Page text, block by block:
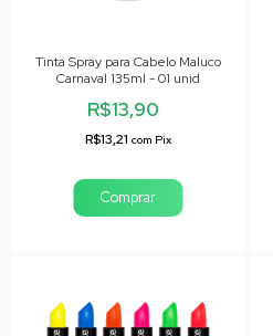
Tinta Spray para Cabelo Maluco
Carnaval 135ml - 01 unid
R$13,90
R$13,21 com Pix
Comprar